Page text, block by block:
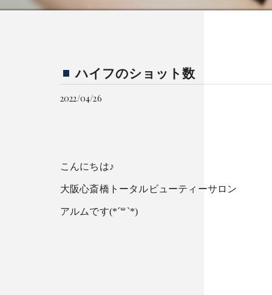
ハイフのショット数
2022/04/26
こんにちは♪
大阪心斎橋トータルビューティーサロン
アルムです(*´꒳`*)